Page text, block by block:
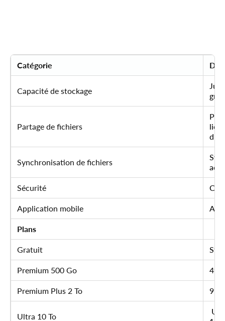
Catégorie
Capacité de stockage
Partage de fichiers
Synchronisation de fichiers
Sécurité
Application mobile
Plans
Gratuit
Premium 500 Go
Premium Plus 2 To
Ultra 10 To